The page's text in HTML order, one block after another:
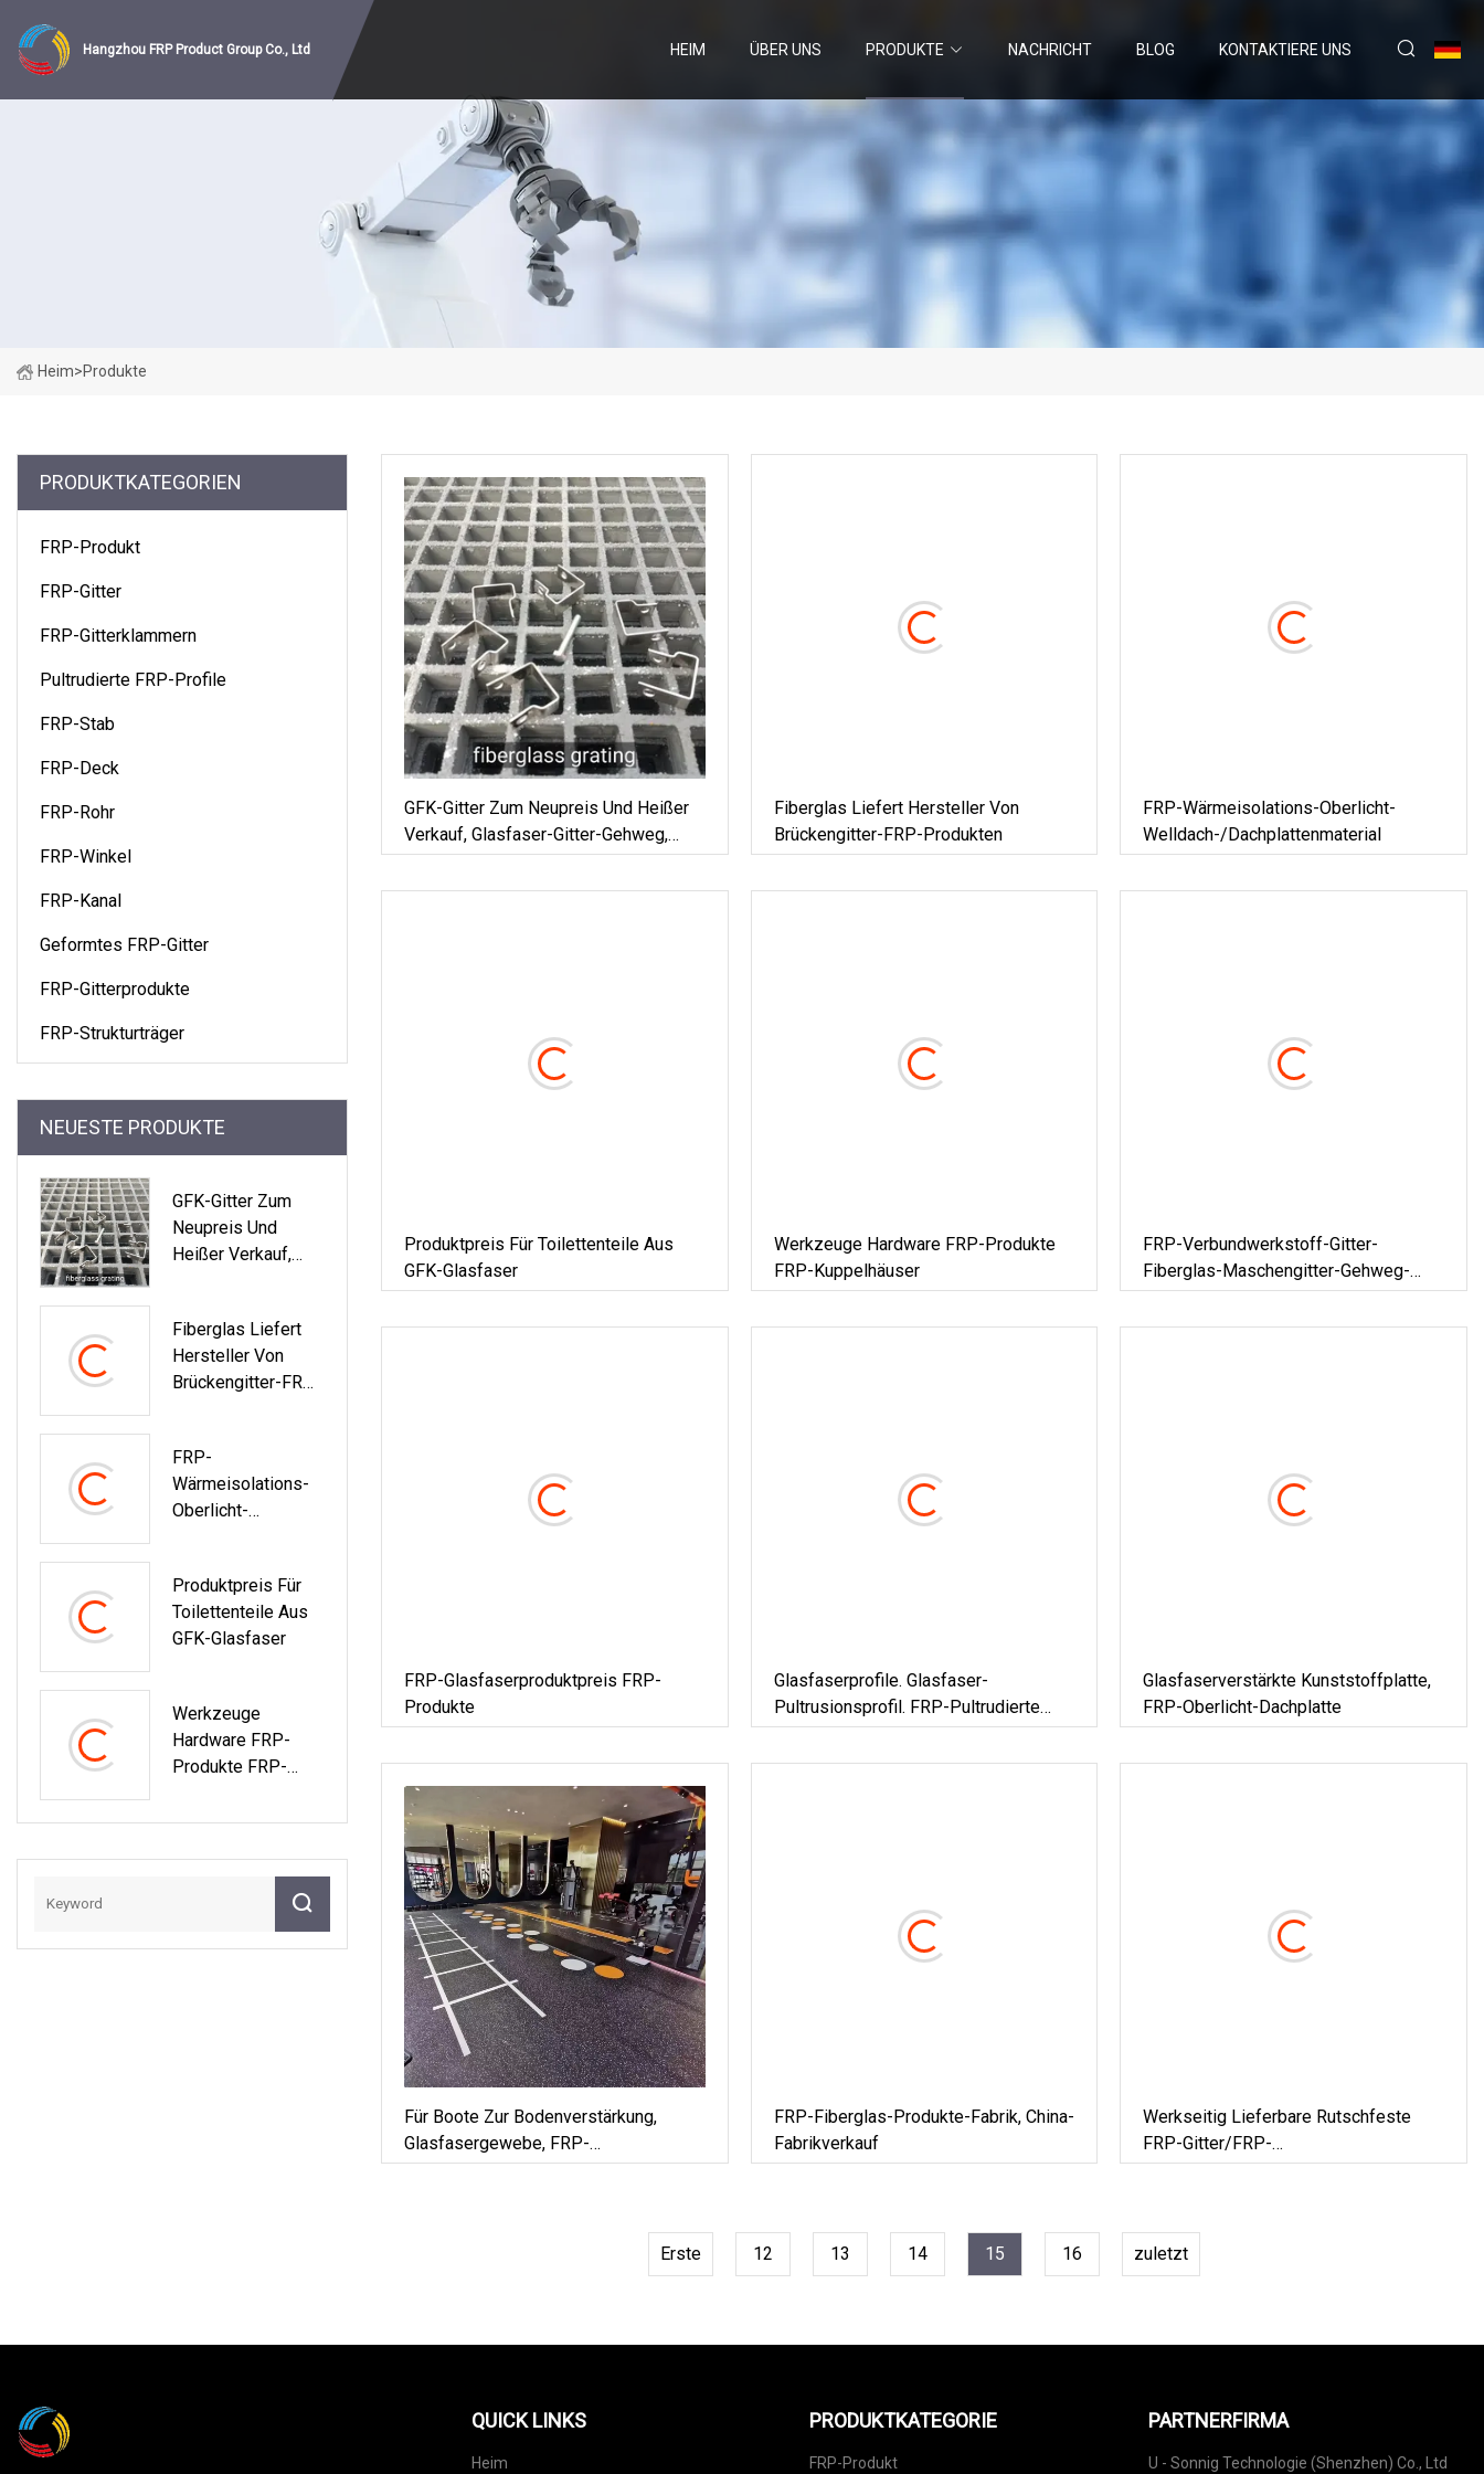
Hangzhou FRP Product Group Co., Ltd HEIM ÜBER UNS PRODUKTE NACHRICHT BLOG KONTAKTIERE UNS
Heim>Produkte
PRODUKTKATEGORIEN
FRP-Produkt
FRP-Gitter
FRP-Gitterklammern
Pultrudierte FRP-Profile
FRP-Stab
FRP-Deck
FRP-Rohr
FRP-Winkel
FRP-Kanal
Geformtes FRP-Gitter
FRP-Gitterprodukte
FRP-Strukturträger
NEUESTE PRODUKTE
GFK-Gitter Zum
Neupreis Und
Heißer Verkauf,
GFK-Gitterplatte
Fiberglas Liefert
Hersteller Von
Brückengitter-FRP-
FRP-
Wärmeisolations-
Oberlicht-
Produktpreis Für
Toilettenteile Aus
GFK-Glasfaser
Werkzeuge
Hardware FRP-
Produkte FRP-
GFK-Gitter Zum Neupreis Und Heißer
Verkauf, Glasfaser-Gitter-Gehweg,
Geformte GFK-Gitterplatte
Fiberglas Liefert Hersteller Von
Brückengitter-FRP-Produkten
FRP-Wärmeisolations-Oberlicht-
Welldach-/Dachplattenmaterial
Produktpreis Für Toilettenteile Aus
GFK-Glasfaser
Werkzeuge Hardware FRP-Produkte
FRP-Kuppelhäuser
FRP-Verbundwerkstoff-Gitter-
Fiberglas-Maschengitter-Gehweg-
Plattformanwendung
FRP-Glasfaserproduktpreis FRP-
Produkte
Glasfaserprofile. Glasfaser-
Pultrusionsprofil. FRP-Pultrudierte
Produkte
Glasfaserverstärkte Kunststoffplatte,
FRP-Oberlicht-Dachplatte
Für Boote Zur Bodenverstärkung,
Glasfasergewebe, FRP-
Produktoberfläche
FRP-Fiberglas-Produkte-Fabrik, China-
Fabrikverkauf
Werkseitig Lieferbare Rutschfeste
FRP-Gitter/FRP-
Plattform/Fiberglasprodukte Für Die
Erste 12 13 14 15 16 zuletzt
QUICK LINKS
Heim
PRODUKTKATEGORIE
FRP-Produkt
PARTNERFIRMA
U - Sonnig Technologie (Shenzhen) Co., Ltd